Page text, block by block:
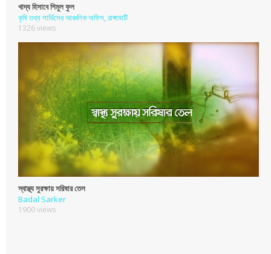
খাদ্য হিসাবে শিমুল ফুল
কৃষি তথ্য সার্ভিসের আঞ্চলিক অফিস, রাঙ্গামাটি
1326 views
স্বাস্থ্য সুরক্ষায় সরিষার তেল
Badal Sarker
1900 views